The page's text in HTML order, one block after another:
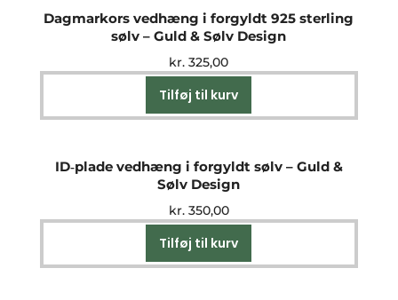
Dagmarkors vedhæng i forgyldt 925 sterling
sølv – Guld & Sølv Design
kr. 325,00
Tilføj til kurv
ID‑plade vedhæng i forgyldt sølv – Guld &
Sølv Design
kr.350,00
Tilføj til kurv